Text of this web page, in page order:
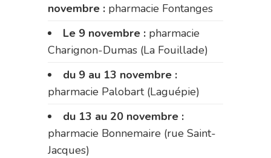
novembre : pharmacie Fontanges
Le 9 novembre : pharmacie
Charignon-Dumas (La Fouillade)
du 9 au 13 novembre :
pharmacie Palobart (Laguépie)
du 13 au 20 novembre :
pharmacie Bonnemaire (rue Saint-
Jacques)